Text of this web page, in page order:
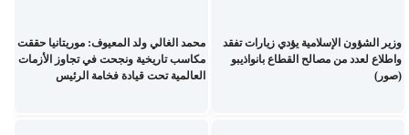
وزير الشؤون الإسلامية يؤدي زيارات تفقد
واطلاع لعدد من مصالح القطاع بانواذيبو
(صور)
محمد الغالي ولد المعيوف: موريتانيا حققت
مكاسب تاريخية ونجحت في تجاوز الأزمات
العالمية تحت قيادة فخامة الرئيس